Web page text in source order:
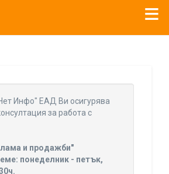
с настоящото съобщение
уведомим, че „Нет Инфо“ ЕАД (
Adwiseсчитано от
г
Инфо" ЕАД Ви осигурява
за работа с
и продажби"
понеделник - петък,